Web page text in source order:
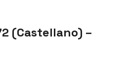
(Castellano) –